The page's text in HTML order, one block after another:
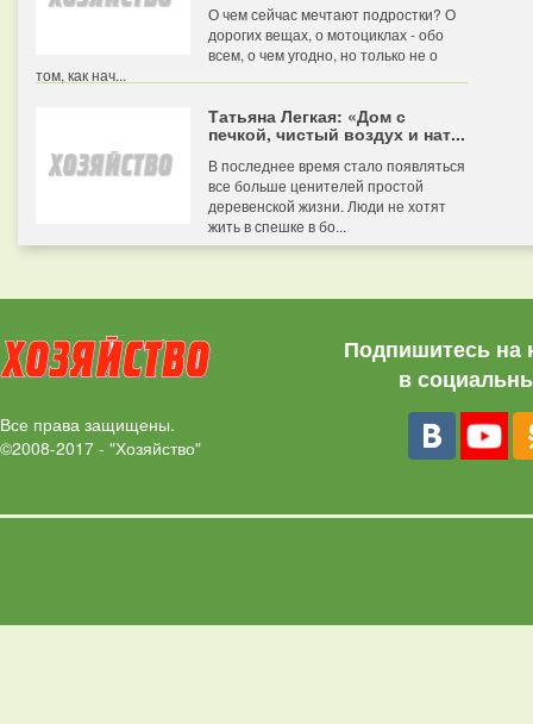
О чем сейчас мечтают подростки? О
дорогих вещах, о мотоциклах - обо
всем, о чем угодно, но только не о
том, как нач...
Татьяна Легкая: «Дом с
печкой, чистый воздух и нат...
В последнее время стало появляться
все больше ценителей простой
деревенской жизни. Люди не хотят
жить в спешке в бо...
Все права защищены.
©2008-2017 - "Хозяйство"
Подпишитесь на
в